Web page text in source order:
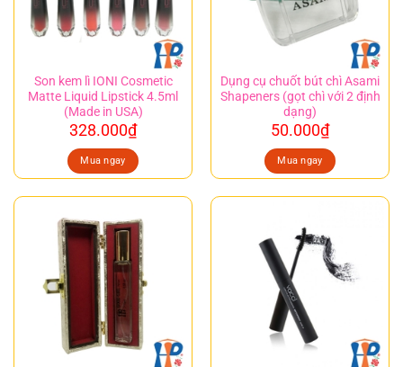
Son kem lì IONI Cosmetic
Matte Liquid Lipstick 4.5ml
(Made in USA)
328.000₫
Mua ngay
Dụng cụ chuốt bút chì Asami
Shapeners (gọt chì với 2 định
dạng)
50.000₫
Mua ngay